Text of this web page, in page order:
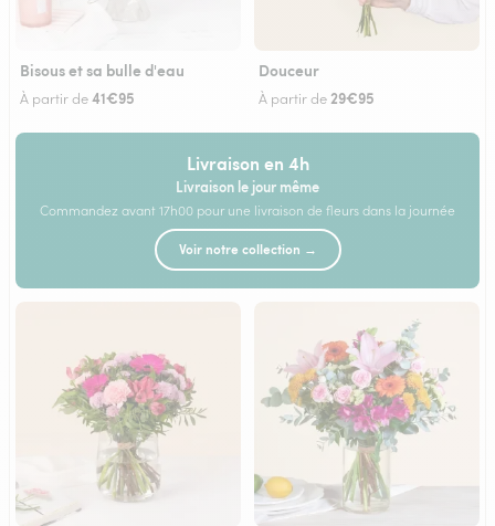
Bisous et sa bulle d'eau
À partir de41€95
Douceur
À partir de29€95
Livraison en 4h
Livraison le jour même
Commandez avant 17h00 pour une livraison de fleurs dans la journée
Voir notre collection →